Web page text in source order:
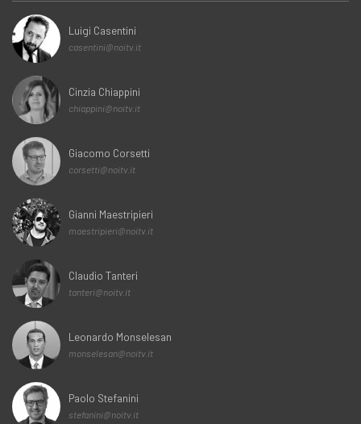
Luigi Casentini
casentini@noitv.it
Cinzia Chiappini
chiappini@noitv.it
Giacomo Corsetti
corsetti@noitv.it
Gianni Maestripieri
maestripieri@noitv.it
Claudio Tanteri
tanteri@noitv.it
Leonardo Monselesan
monselesan@noitv.it
Paolo Stefanini
stefanini@noitv.it